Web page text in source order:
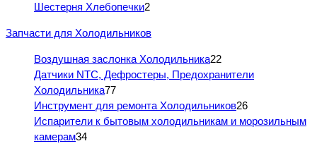
Шестерня Хлебопечки2
Запчасти для Холодильников
Воздушная заслонка Холодильника22
Датчики NTC, Дефростеры, Предохранители
Холодильника77
Инструмент для ремонта Холодильников26
Испарители к бытовым холодильникам и морозильным
камерам34